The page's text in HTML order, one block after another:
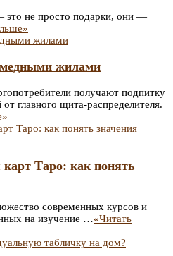
не просто подарки, они —
жилами
получают подпитку
от главного щита-распределителя.
карт Таро: как понять
современных курсов и
на изучение …«Читать